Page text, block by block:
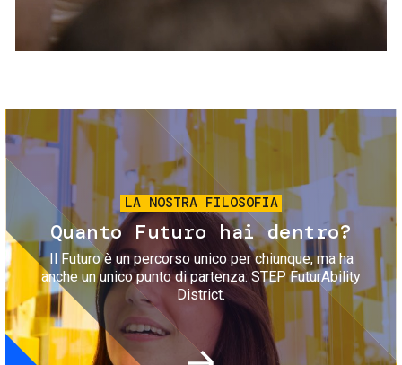
Immagine
LA NOSTRA FILOSOFIA
Quanto Futuro hai dentro?
Il Futuro è un percorso unico per chiunque, ma ha
anche un unico punto di partenza: STEP FuturAbility
District.